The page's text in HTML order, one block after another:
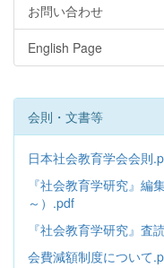
お問い合わせ
English Page
会則・文書等
日本社会教育学会会則
『社会教育学研究』編
～）.pdf
『社会教育学研究』査
会費減額制度について